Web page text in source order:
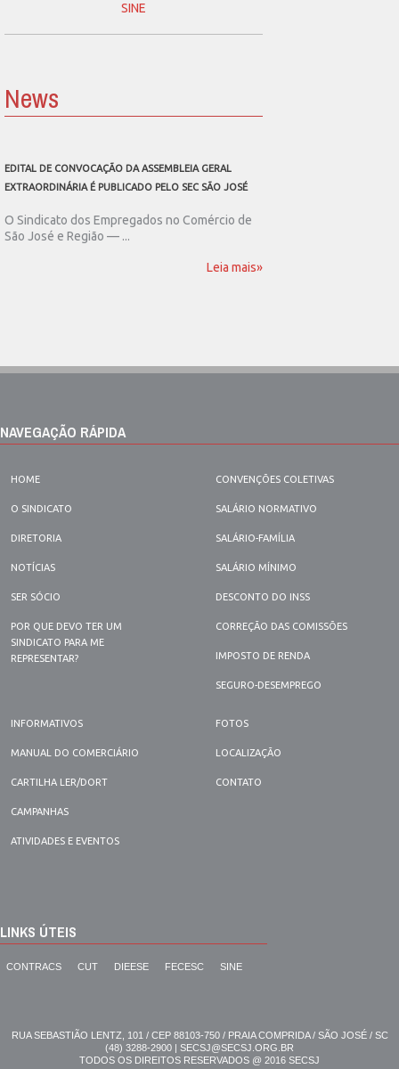
SINE
News
EDITAL DE CONVOCAÇÃO DA ASSEMBLEIA GERAL
EXTRAORDINÁRIA É PUBLICADO PELO SEC SÃO JOSÉ
O Sindicato dos Empregados no Comércio de
São José e Região — ...
Leia mais»
NAVEGAÇÃO RÁPIDA
HOME
O SINDICATO
DIRETORIA
NOTÍCIAS
SER SÓCIO
POR QUE DEVO TER UM
SINDICATO PARA ME
REPRESENTAR?
CONVENÇÕES COLETIVAS
SALÁRIO NORMATIVO
SALÁRIO-FAMÍLIA
SALÁRIO MÍNIMO
DESCONTO DO INSS
CORREÇÃO DAS COMISSÕES
IMPOSTO DE RENDA
SEGURO-DESEMPREGO
INFORMATIVOS
MANUAL DO COMERCIÁRIO
CARTILHA LER/DORT
CAMPANHAS
ATIVIDADES E EVENTOS
FOTOS
LOCALIZAÇÃO
CONTATO
LINKS ÚTEIS
CONTRACS CUT DIEESE FECESC SINE
RUA SEBASTIÃO LENTZ, 101 / CEP 88103-750 / PRAIA COMPRIDA / SÃO JOSÉ / SC
(48) 3288-2900 | SECSJ@SECSJ.ORG.BR
TODOS OS DIREITOS RESERVADOS @ 2016 SECSJ